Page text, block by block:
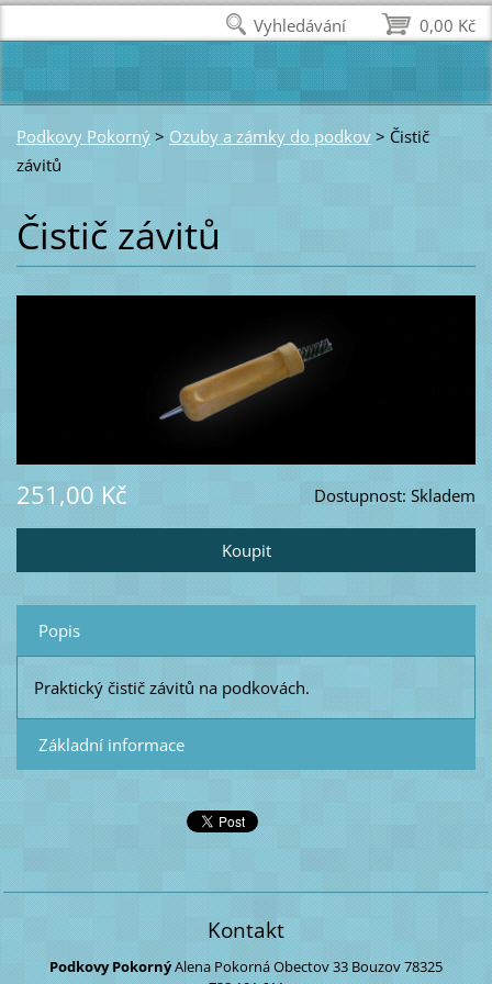
Podkovy Pokorný > Ozuby a zámky do podkov > Čistič
závitů
Čistič závitů
Dostupnost: Skladem
251,00 Kč
Popis
Praktický čistič závitů na podkovách.
Základní informace
Kontakt
Podkovy PokornýAlena PokornáObectov 33 Bouzov78325
0,00 Kč
Vyhledávání